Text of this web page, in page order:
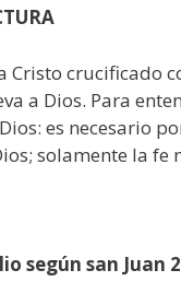
crucificado
a Dios. Para
es necesario
solamente la
según san Juan